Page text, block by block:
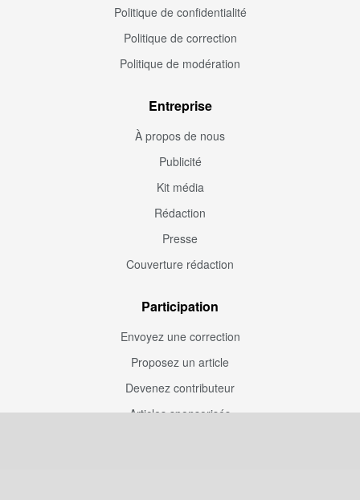
Politique de confidentialité
Politique de correction
Politique de modération
Entreprise
À propos de nous
Publicité
Kit média
Rédaction
Presse
Couverture rédaction
Participation
Envoyez une correction
Proposez un article
Devenez contributeur
Articles sponsorisés